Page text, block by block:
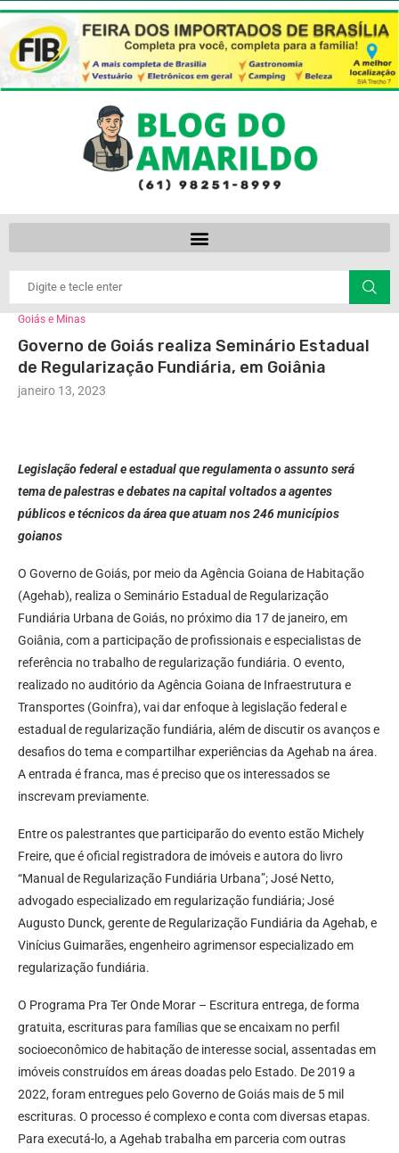
Goiás e Minas
Governo de Goiás realiza Seminário Estadual
de Regularização Fundiária, em Goiânia
janeiro 13, 2023
Legislação federal e estadual que regulamenta o assunto será
tema de palestras e debates na capital voltados a agentes
públicos e técnicos da área que atuam nos 246 municípios
goianos
O Governo de Goiás, por meio da Agência Goiana de Habitação
(Agehab), realiza o Seminário Estadual de Regularização
Fundiária Urbana de Goiás, no próximo dia 17 de janeiro, em
Goiânia, com a participação de profissionais e especialistas de
referência no trabalho de regularização fundiária. O evento,
realizado no auditório da Agência Goiana de Infraestrutura e
Transportes (Goinfra), vai dar enfoque à legislação federal e
estadual de regularização fundiária, além de discutir os avanços e
desafios do tema e compartilhar experiências da Agehab na área.
A entrada é franca, mas é preciso que os interessados se
inscrevam previamente.
Entre os palestrantes que participarão do evento estão Michely
Freire, que é oficial registradora de imóveis e autora do livro
“Manual de Regularização Fundiária Urbana”; José Netto,
advogado especializado em regularização fundiária; José
Augusto Dunck, gerente de Regularização Fundiária da Agehab, e
Vinícius Guimarães, engenheiro agrimensor especializado em
regularização fundiária.
O Programa Pra Ter Onde Morar – Escritura entrega, de forma
gratuita, escrituras para famílias que se encaixam no perfil
socioeconômico de habitação de interesse social, assentadas em
imóveis construídos em áreas doadas pelo Estado. De 2019 a
2022, foram entregues pelo Governo de Goiás mais de 5 mil
escrituras. O processo é complexo e conta com diversas etapas.
Para executá-lo, a Agehab trabalha em parceria com outras